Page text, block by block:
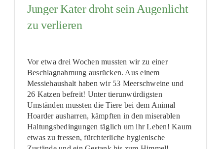
Junger Kater droht sein Augenlicht
zu verlieren
Vor etwa drei Wochen mussten wir zu einer
Beschlagnahmung ausrücken. Aus einem
Messiehaushalt haben wir 53 Meerschweine und
26 Katzen befreit! Unter tierunwürdigsten
Umständen mussten die Tiere bei dem Animal
Hoarder ausharren, kämpften in den miserablen
Haltungsbedingungen täglich um ihr Leben! Kaum
etwas zu fressen, fürchterliche hygienische